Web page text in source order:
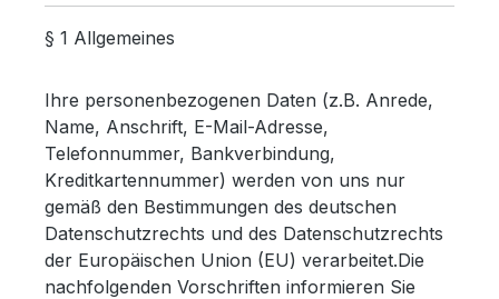
§ 1 Allgemeines
Ihre personenbezogenen Daten (z.B. Anrede,
Name, Anschrift, E-Mail-Adresse,
Telefonnummer, Bankverbindung,
Kreditkartennummer) werden von uns nur
gemäß den Bestimmungen des deutschen
Datenschutzrechts und des Datenschutzrechts
der Europäischen Union (EU) verarbeitet.Die
nachfolgenden Vorschriften informieren Sie